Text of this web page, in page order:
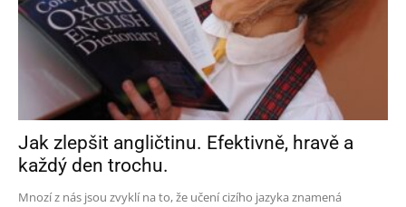
Jak zlepšit angličtinu. Efektivně, hravě a
každý den trochu.
Mnozí z nás jsou zvyklí na to, že učení cizího jazyka znamená